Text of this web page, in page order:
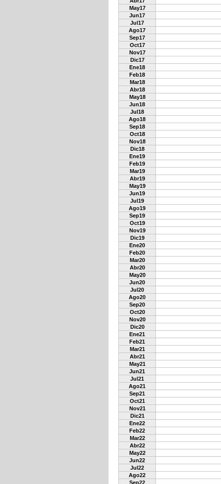
May17
Jun17
Jul17
Ago17
Sep17
Oct17
Nov17
Dic17
Ene18
Feb18
Mar18
Abr18
May18
Jun18
Jul18
Ago18
Sep18
Oct18
Nov18
Dic18
Ene19
Feb19
Mar19
Abr19
May19
Jun19
Jul19
Ago19
Sep19
Oct19
Nov19
Dic19
Ene20
Feb20
Mar20
Abr20
May20
Jun20
Jul20
Ago20
Sep20
Oct20
Nov20
Dic20
Ene21
Feb21
Mar21
Abr21
May21
Jun21
Jul21
Ago21
Sep21
Oct21
Nov21
Dic21
Ene22
Feb22
Mar22
Abr22
May22
Jun22
Jul22
Ago22
Sep22